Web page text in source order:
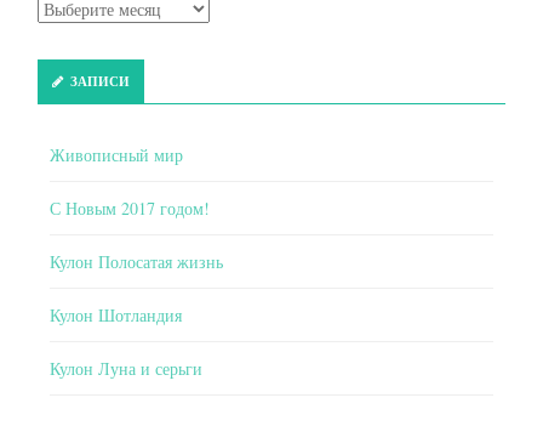
ЗАПИСИ
Живописный мир
С Новым 2017 годом!
Кулон Полосатая жизнь
Кулон Шотландия
Кулон Луна и серьги